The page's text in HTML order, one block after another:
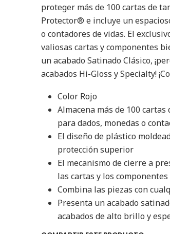
proteger más de 100 cartas de
Protector® e incluye un
o contadores de vidas. El
valiosas cartas y componentes
un acabado Satinado Clásico,
acabados Hi-Gloss y Specialty!
Color Rojo
Almacena más de 100
para dados, monedas o
El diseño de plástico
protección superior
El mecanismo de cierre a
las cartas y los componentes
Combina las piezas con
Presenta un acabado
acabados de alto brillo y